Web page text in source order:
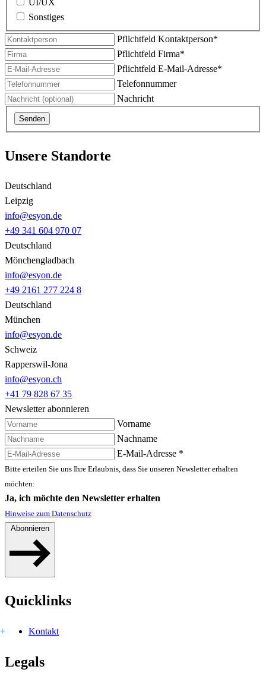
UI/UX
Sonstiges
Pflichtfeld Kontaktperson*
Pflichtfeld Firma*
Pflichtfeld E-Mail-Adresse*
Telefonnummer
Nachricht
Senden
Unsere Standorte
Deutschland
Leipzig
info@esyon.de
+49 341 604 970 07
Deutschland
Mönchengladbach
info@esyon.de
+49 2161 277 224 8
Deutschland
München
info@esyon.de
Schweiz
Rapperswil-Jona
info@esyon.ch
+41 79 828 67 35
Newsletter abonnieren
Vorname
Nachname
E-Mail-Adresse *
Bitte erteilen Sie uns Ihre Erlaubnis, dass Sie unseren Newsletter erhalten
möchten:
Ja, ich möchte den Newsletter erhalten
Hinweise zum Datenschutz
Abonnieren
Quicklinks
Kontakt
Legals